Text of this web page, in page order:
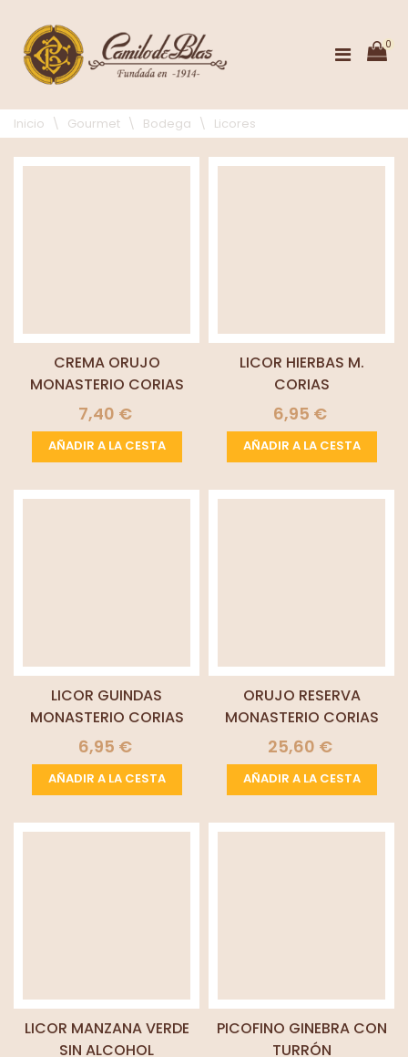
0
Inicio \ Gourmet \ Bodega \ Licores
CREMA ORUJO
MONASTERIO CORIAS
7,40 €
AÑADIR A LA CESTA
LICOR HIERBAS M.
CORIAS
6,95 €
AÑADIR A LA CESTA
LICOR GUINDAS
MONASTERIO CORIAS
6,95 €
AÑADIR A LA CESTA
ORUJO RESERVA
MONASTERIO CORIAS
25,60 €
AÑADIR A LA CESTA
LICOR MANZANA VERDE
SIN ALCOHOL
PICOFINO GINEBRA CON
TURRÓN